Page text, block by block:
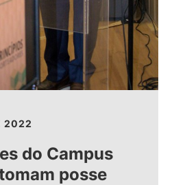
2022
do Campus
posse